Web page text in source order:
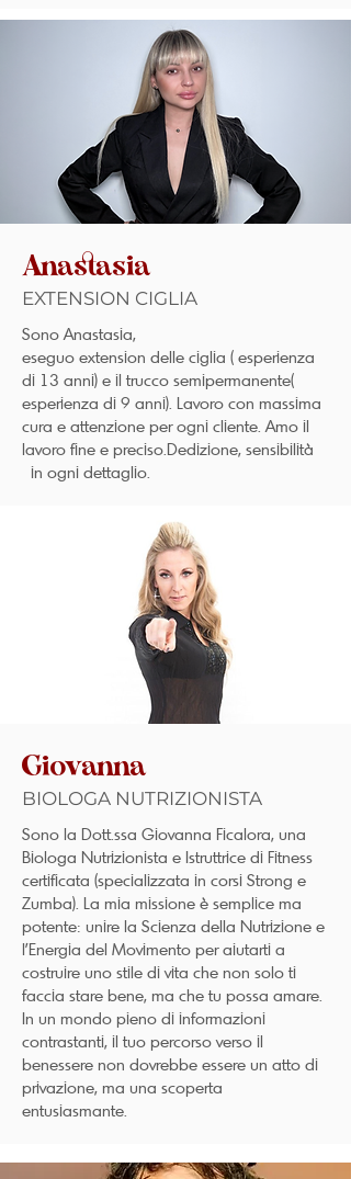
Anastasia
EXTENSION CIGLIA
Sono Anastasia,
eseguo extension delle ciglia ( esperienza
di 13 anni) e il trucco semipermanente(
esperienza di 9 anni). Lavoro con massima
cura e attenzione per ogni cliente. Amo il
lavoro fine e preciso.Dedizione, sensibilità
in ogni dettaglio.
Giovanna
BIOLOGA NUTRIZIONISTA
Sono la Dott.ssa Giovanna Ficalora, una
Biologa Nutrizionista e Istruttrice di Fitness
certificata (specializzata in corsi Strong e
Zumba). La mia missione è semplice ma
potente: unire la Scienza della Nutrizione e
l'Energia del Movimento per aiutarti a
costruire uno stile di vita che non solo ti
faccia stare bene, ma che tu possa amare.
In un mondo pieno di informazioni
contrastanti, il tuo percorso verso il
benessere non dovrebbe essere un atto di
privazione, ma una scoperta
entusiasmante.